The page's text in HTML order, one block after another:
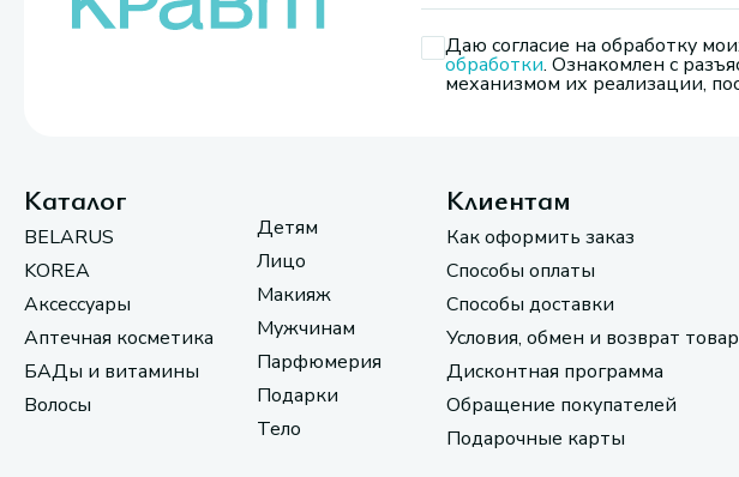
Даю согласие на обработку
обработки. Ознакомлен с
механизмом их реализации,
Каталог
BELARUS
KOREA
Аксессуары
Аптечная косметика
БАДы и витамины
Волосы
Детям
Лицо
Макияж
Мужчинам
Парфюмерия
Подарки
Тело
Клиентам
Как оформить заказ
Способы оплаты
Способы доставки
Условия, обмен и возврат
Дисконтная программа
Обращение покупателей
Подарочные карты